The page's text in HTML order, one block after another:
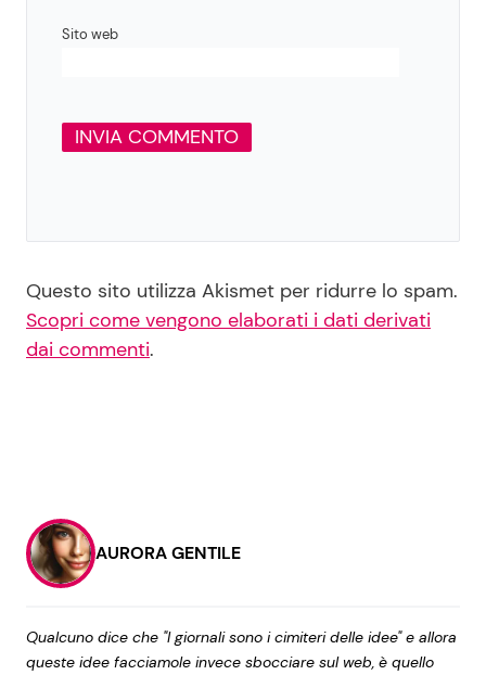
Sito web
Questo sito utilizza Akismet per ridurre lo spam.
Scopri come vengono elaborati i dati derivati
dai commenti.
AURORA GENTILE
Qualcuno dice che "I giornali sono i cimiteri delle idee" e allora
queste idee facciamole invece sbocciare sul web, è quello